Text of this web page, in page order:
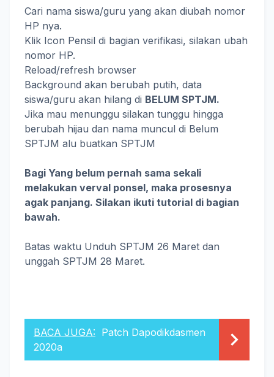
Cari nama siswa/guru yang akan diubah nomor
HP nya.
Klik Icon Pensil di bagian verifikasi, silakan ubah
nomor HP.
Reload/refresh browser
Background akan berubah putih, data
siswa/guru akan hilang di BELUM SPTJM.
Jika mau menunggu silakan tunggu hingga
berubah hijau dan nama muncul di Belum
SPTJM alu buatkan SPTJM
Bagi Yang belum pernah sama sekali
melakukan verval ponsel, maka prosesnya
agak panjang. Silakan ikuti tutorial di bagian
bawah.
Batas waktu Unduh SPTJM 26 Maret dan
unggah SPTJM 28 Maret.
BACA JUGA: Patch Dapodikdasmen
2020a